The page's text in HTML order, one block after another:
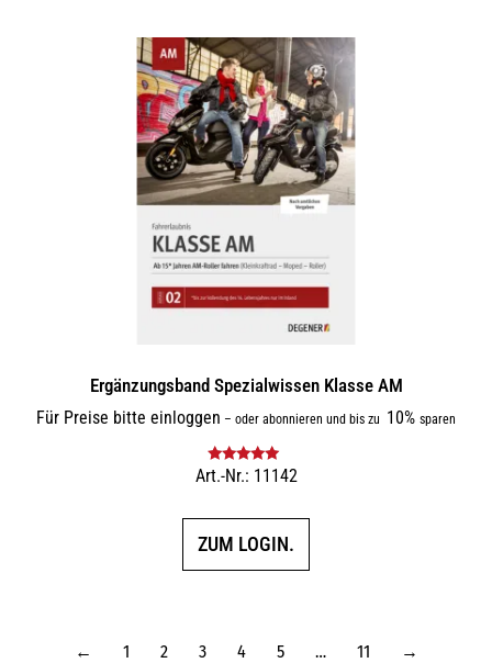
Ergänzungsband Spezialwissen Klasse AM
Für Preise bitte einloggen – oder abonnieren und bis zu 10% sparen
Bewertet mit
Art.-Nr.: 11142
ZUM LOGIN.
← 1 2 3 4 5 … 11 →